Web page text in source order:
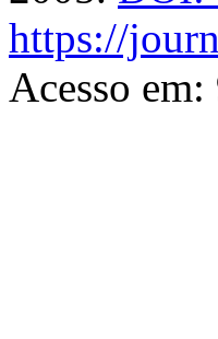
https://
Acesso